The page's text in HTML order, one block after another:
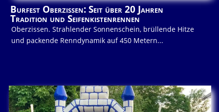
Burfest Oberzissen: Seit über 20 Jahren
Tradition und Seifenkistenrennen
Oberzissen. Strahlender Sonnenschein, brüllende Hitze
und packende Renndynamik auf 450 Metern...